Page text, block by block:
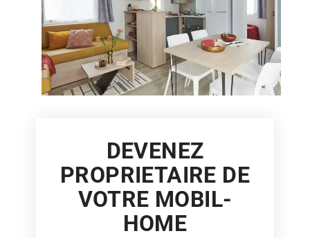
DEVENEZ
PROPRIETAIRE DE
VOTRE MOBIL-
HOME